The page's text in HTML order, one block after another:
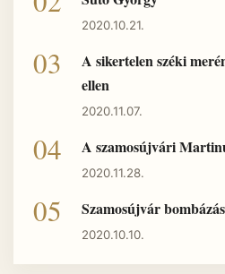
2020.10.21.
A sikertelen széki
ellen
2020.11.07.
A szamosújvári
2020.11.28.
Szamosújvár
2020.10.10.